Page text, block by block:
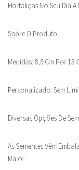
Hortaliças No Seu Dia A
Sobre O Produto:
Medidas: 8,5 Cm Por 13
Personalizado: Sem
Diversas Opções De
As Sementes Vêm
Maior.